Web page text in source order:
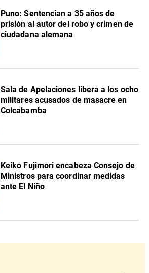
Puno: Sentencian a 35 años de
prisión al autor del robo y crimen de
ciudadana alemana
Sala de Apelaciones libera a los ocho
militares acusados de masacre en
Colcabamba
Keiko Fujimori encabeza Consejo de
Ministros para coordinar medidas
ante El Niño